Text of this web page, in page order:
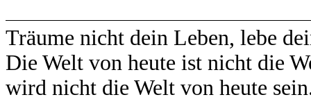
Träume nicht dein Leben, lebe
Die Welt von heute ist nicht die
wird nicht die Welt von heute